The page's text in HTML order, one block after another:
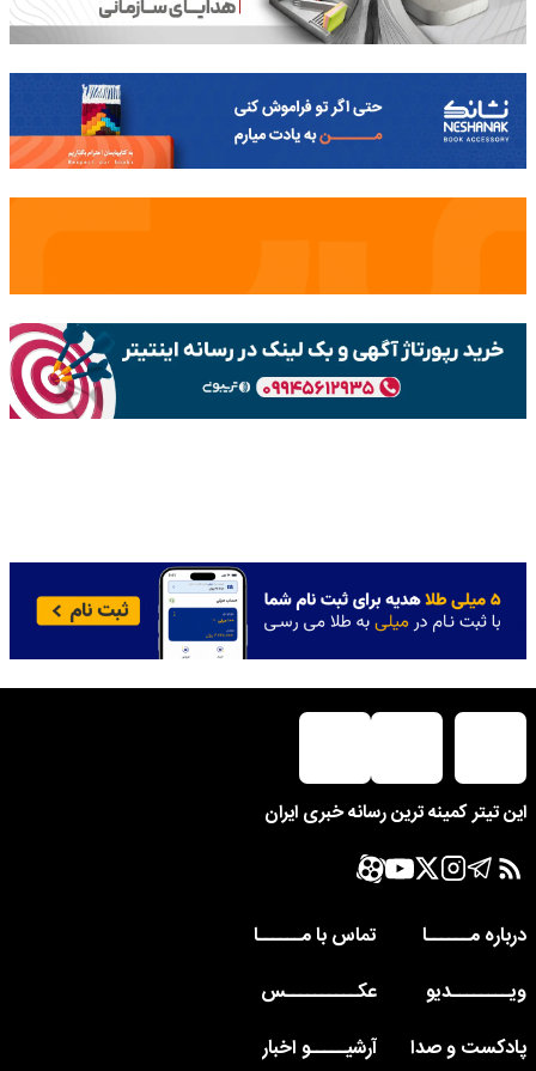
این تیتر کمینه ترین رسانه خبری ایران
درباره مــــــا
تماس با مــــــا
ویــــــــدیو
عکــــــــــس
پادکست و صدا
آرشیـــــو اخبار